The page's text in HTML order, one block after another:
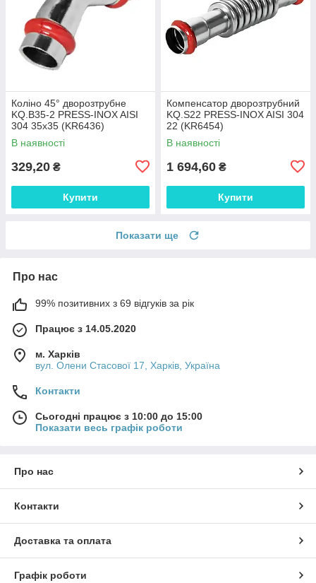
Коліно 45° дворозтрубне
KQ.B35-2 PRESS-INOX AISI
304 35x35 (KR6436)
В наявності
329,20 ₴
Купити
Компенсатор дворозтрубний
KQ.S22 PRESS-INOX AISI 304
22 (KR6454)
В наявності
1 694,60 ₴
Купити
Показати ще
Про нас
99% позитивних з 69 відгуків за рік
Працює з 14.05.2020
м. Харків
вул. Олени Стасової 17, Харків, Україна
Контакти
Сьогодні працює з 10:00 до 15:00
Показати весь графік роботи
Про нас
Контакти
Доставка та оплата
Графік роботи